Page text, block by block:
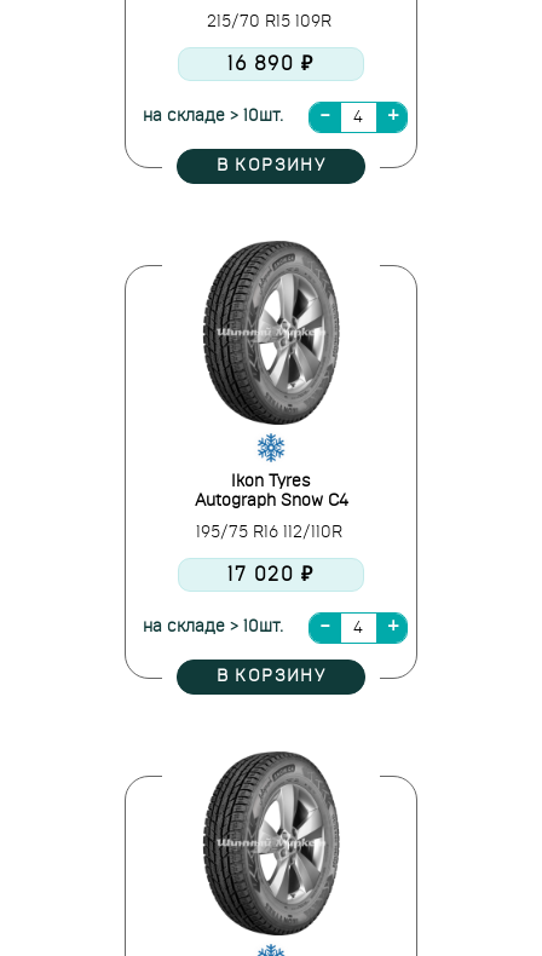
215/70 R15 109R
16 890 ₽
на складе > 10шт.
В КОРЗИНУ
Ikon Tyres
Autograph Snow C4
195/75 R16 112/110R
17 020 ₽
на складе > 10шт.
В КОРЗИНУ